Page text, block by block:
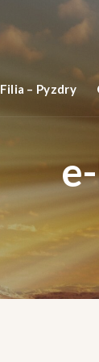
Filia – Pyzdry